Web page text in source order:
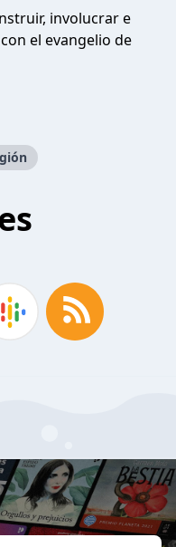
involucrar e
el evangelio de